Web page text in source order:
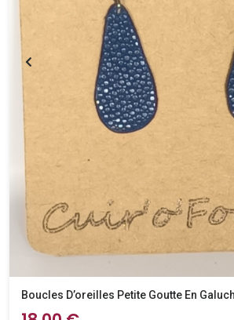
Boucles D’oreilles Petite Goutte En